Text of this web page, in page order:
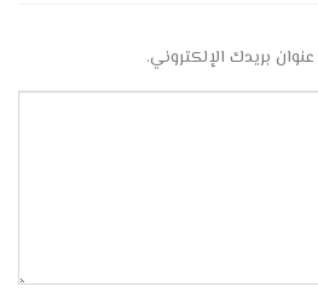
بريدك الإلكتروني.